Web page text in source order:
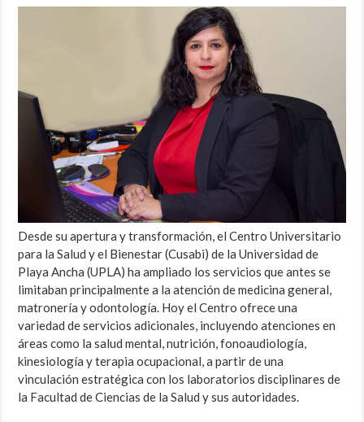
Desde su apertura y transformación, el Centro Universitario
para la Salud y el Bienestar (Cusabi) de la Universidad de
Playa Ancha (UPLA) ha ampliado los servicios que antes se
limitaban principalmente a la atención de medicina general,
matronería y odontología. Hoy el Centro ofrece una
variedad de servicios adicionales, incluyendo atenciones en
áreas como la salud mental, nutrición, fonoaudiología,
kinesiología y terapia ocupacional, a partir de una
vinculación estratégica con los laboratorios disciplinares de
la Facultad de Ciencias de la Salud y sus autoridades.